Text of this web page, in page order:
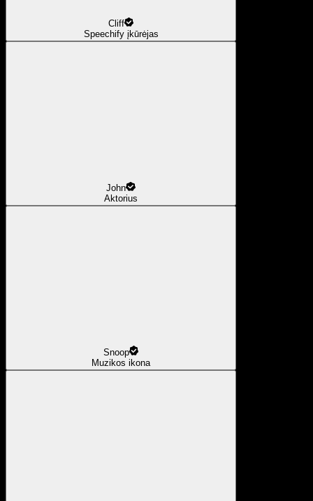
Cliff
Speechify įkūrėjas
John
Aktorius
Snoop
Muzikos ikona